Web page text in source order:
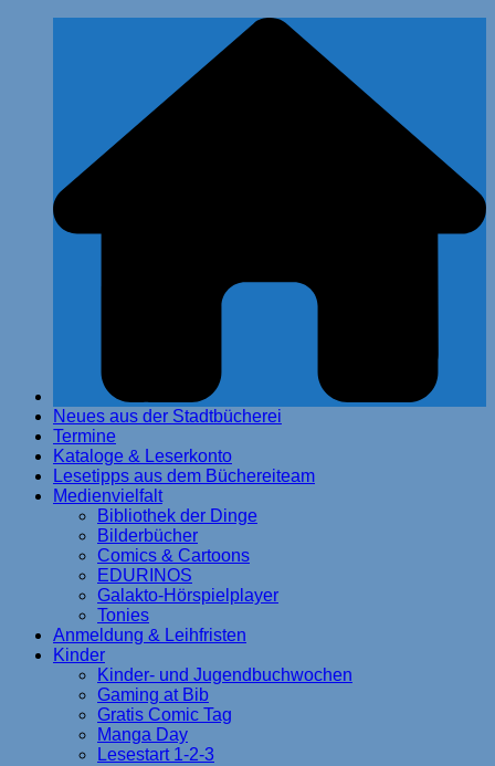
Neues aus der Stadtbücherei
Termine
Kataloge & Leserkonto
Lesetipps aus dem Büchereiteam
Medienvielfalt
Bibliothek der Dinge
Bilderbücher
Comics & Cartoons
EDURINOS
Galakto-Hörspielplayer
Tonies
Anmeldung & Leihfristen
Kinder
Kinder- und Jugendbuchwochen
Gaming at Bib
Gratis Comic Tag
Manga Day
Lesestart 1-2-3